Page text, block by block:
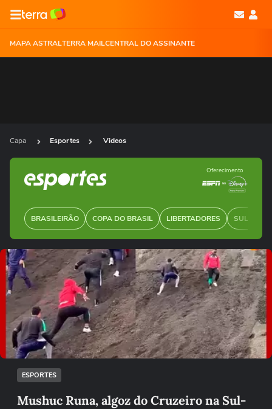
MAPA ASTRALTERRA MAILCENTRAL DO ASSINANTE
Capa Esportes Videos
BRASILEIRÃO COPA DO BRASIL LIBERTADORES SUL-
Oferecimento
Ops!
Não foi possível reproduzir o vídeo
Tentar novamente
ESPORTES
Mushuc Runa, algoz do Cruzeiro na Sul-